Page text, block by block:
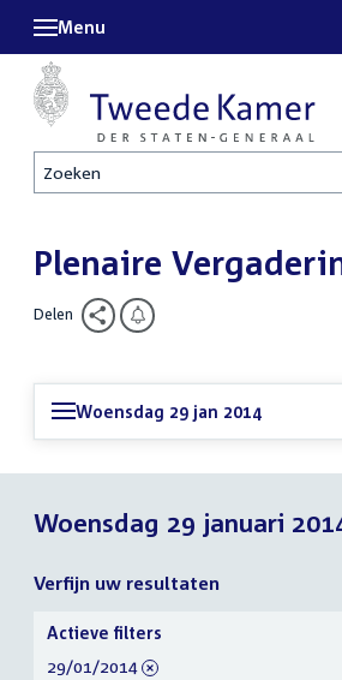
Zoeken
Menu
Plenaire
Delen
Woensdag 29 jan 2014
Woensdag 29 januari
Verfijn uw resultaten
Verfijn
uw
resultaten
Actieve filters
verwijder
29/01/2014